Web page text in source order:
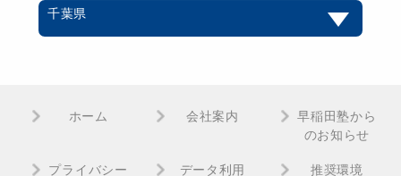
千葉県
ホーム 会社案内
早稲田塾から
のお知らせ
プライバシー
データ利用 推奨環境